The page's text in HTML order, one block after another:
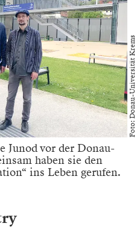
Foto: Donau-Universität Krems
Junod vor der Donau-
haben sie den
ins Leben gerufen.